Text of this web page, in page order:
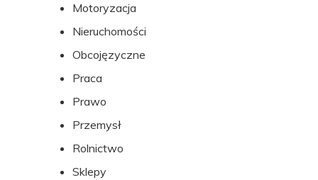
Motoryzacja
Nieruchomości
Obcojęzyczne
Praca
Prawo
Przemysł
Rolnictwo
Sklepy